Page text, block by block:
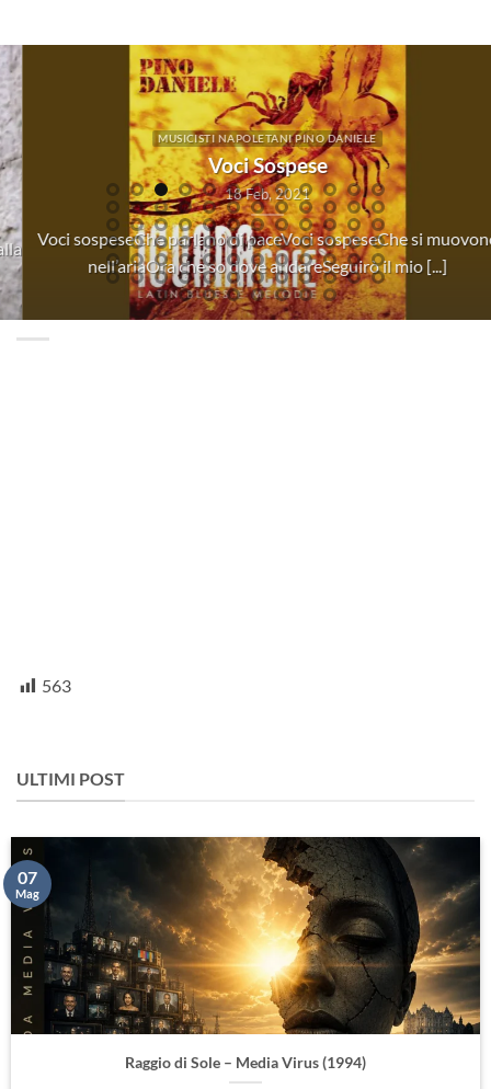
BLOG POLITICA
Aylan è vivo.
04 Set, 2015
Aylan è vivo, dentro tantissima gente, dentro di me sicuramente.
La sua immagine, su quella spiaggia dove il [...]
563
ULTIMI POST
Raggio di Sole – Media Virus (1994)
07
Mag